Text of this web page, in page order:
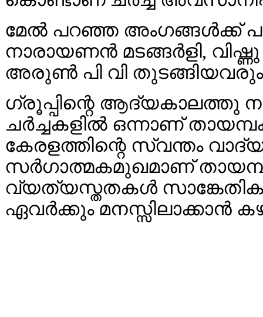
മേല്‍ പറഞ്ഞ അംഗങ്ങള്‍ക്ക്
നാരായണന്‍ മടങ്ങര്‍ളി,
അരുണ്‍ പി വി
ഗ്രൂപ്പിന്റെ ആദ്യകാലത്തു
ചര്‍ച്ചകളില്‍ ഒന്നാണ്
കേരളത്തിന്റെ സ്വന്തം
സര്‍ഗാത്മകമുഖമാണ്
വ്യത്യസ്തതകള്‍
ഏവര്‍ക്കും മനസ്സിലാക്കാന്‍